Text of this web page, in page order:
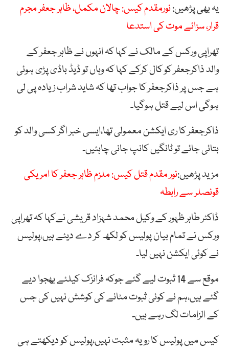
یہ بھی پڑھیں:نورمقدم کیس: چالان مکمل، ظاہر جعفر مجرم
قرار، سزائے موت کی استدعا
تھراپی ورکس کے مالک نے کہا کہ انہوں نے ظاہر جعفر کے
والد ذاکرجعفر کو کال کرکے کہا کہ وہاں تو ڈیڈ باڈی پڑی ہوئی
ہے جس پر ذاکرجعفر کا جواب تھا کہ شاید شراب زیادہ پی لی
ہوگی اس لیے قتل ہوگیا۔
ذاکرجعفر کا ری ایکشن معمولی تھا،ایسی خبر اگر کسی والد کو
بتائی جائے تو ٹانگیں کانپ جانی چاہئیں۔
مزید پڑھیں:نور مقدم قتل کیس: ملزم ظاہر جعفر کا امریکی
قونصلر سے رابطہ
ڈاکٹر طاہر ظہور کے وکیل محمد شہزاد قریشی نےکہا کہ تھراپی
ورکس نے تمام بیان پولیس کو لکھ کر دے دیئے ہیں،پولیس
نے کوئی ایکشن نہیں لیا۔
موقع سے 14 ثبوت لیے گئے جوکہ فرانزک کیلئے بھجوا دیے
گئے ہیں،ہم نے کوئی ثبوت مٹانے کی کوشش نہیں کی جس
کے الزامات لگ رہے ہیں۔
کیس میں پولیس کا رویہ مثبت نہیں،پولیس کو دیکھتے ہی